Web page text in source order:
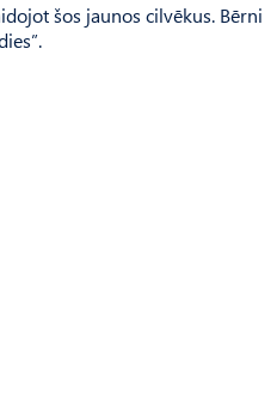
šos jaunos cilvēkus. Bērni